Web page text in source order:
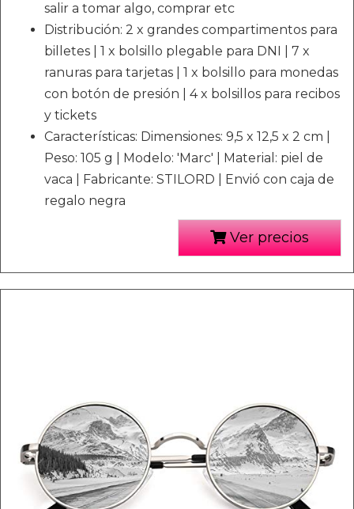
salir a tomar algo, comprar etc
Distribución: 2 x grandes compartimentos para
billetes | 1 x bolsillo plegable para DNI | 7 x
ranuras para tarjetas | 1 x bolsillo para monedas
con botón de presión | 4 x bolsillos para recibos
y tickets
Características: Dimensiones: 9,5 x 12,5 x 2 cm |
Peso: 105 g | Modelo: 'Marc' | Material: piel de
vaca | Fabricante: STILORD | Envió con caja de
regalo negra
Ver precios